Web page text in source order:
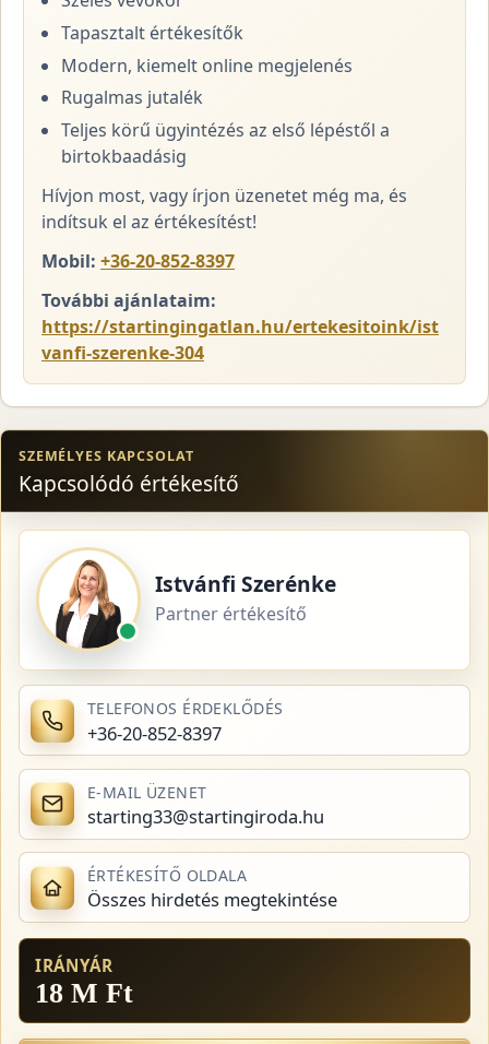
Tapasztalt értékesítők
Modern, kiemelt online megjelenés
Rugalmas jutalék
Teljes körű ügyintézés az első lépéstől a
birtokbaadásig
Hívjon most, vagy írjon üzenetet még ma, és
indítsuk el az értékesítést!
Mobil: +36-20-852-8397
További ajánlataim:
https://startingingatlan.hu/ertekesitoink/ist
vanfi-szerenke-304
SZEMÉLYES KAPCSOLAT
Kapcsolódó értékesítő
Istvánfi Szerénke
Partner értékesítő
TELEFONOS ÉRDEKLŐDÉS
+36-20-852-8397
E-MAIL ÜZENET
starting33@startingiroda.hu
ÉRTÉKESÍTŐ OLDALA
Összes hirdetés megtekintése
IRÁNYÁR
18 M Ft